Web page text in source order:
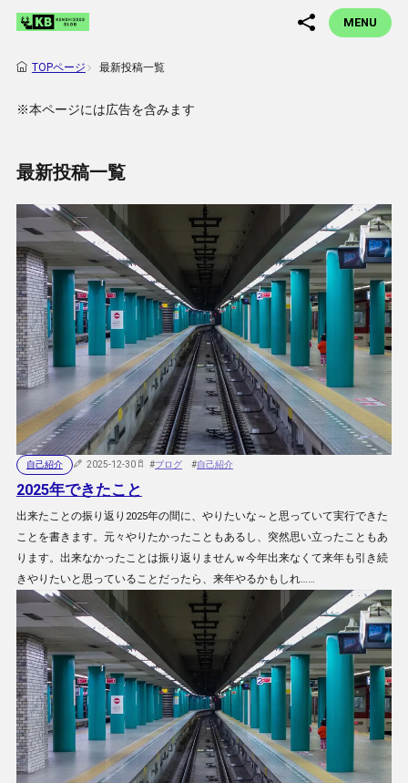
MENU
TOPページ 最新投稿一覧
※本ページには広告を含みます
最新投稿一覧
自己紹介 2025-12-30 #ブログ #自己紹介
2025年できたこと
出来たことの振り返り2025年の間に、やりたいな～と思っていて実行できた
ことを書きます。元々やりたかったこともあるし、突然思い立ったこともあ
ります。出来なかったことは振り返りませんｗ今年出来なくて来年も引き続
きやりたいと思っていることだったら、来年やるかもしれ……